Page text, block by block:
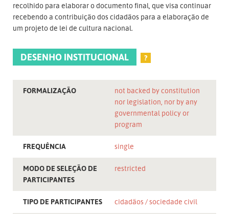
recolhido para elaborar o documento final, que visa continuar
recebendo a contribuição dos cidadãos para a elaboração de
um projeto de lei de cultura nacional.
DESENHO INSTITUCIONAL ?
FORMALIZAÇÃO
not backed by constitution
nor legislation, nor by any
governmental policy or
program
FREQUÊNCIA single
MODO DE SELEÇÃO DE
PARTICIPANTES
restricted
TIPO DE PARTICIPANTES cidadãos sociedade civil